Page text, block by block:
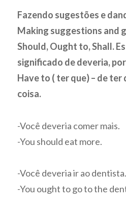
Fazendo sugestões e
Making suggestions and
Should, Ought to, Shall.
significado de deveria,
Have to ( ter que) – de ter
coisa.
-Você deveria comer mais.
-You should eat more.
-Você deveria ir ao dentista.
-You ought to go to the